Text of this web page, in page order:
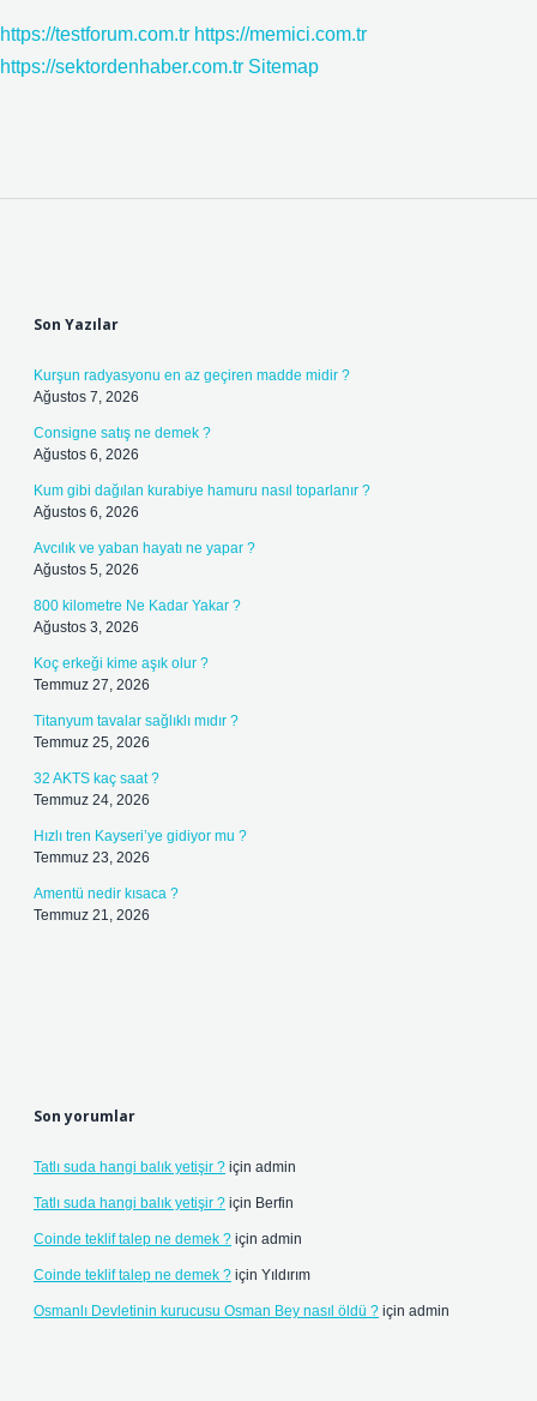
https://testforum.com.tr https://memici.com.tr
https://sektordenhaber.com.tr Sitemap
Son Yazılar
Kurşun radyasyonu en az geçiren madde midir ?
Ağustos 7, 2026
Consigne satış ne demek ?
Ağustos 6, 2026
Kum gibi dağılan kurabiye hamuru nasıl toparlanır ?
Ağustos 6, 2026
Avcılık ve yaban hayatı ne yapar ?
Ağustos 5, 2026
800 kilometre Ne Kadar Yakar ?
Ağustos 3, 2026
Koç erkeği kime aşık olur ?
Temmuz 27, 2026
Titanyum tavalar sağlıklı mıdır ?
Temmuz 25, 2026
32 AKTS kaç saat ?
Temmuz 24, 2026
Hızlı tren Kayseri’ye gidiyor mu ?
Temmuz 23, 2026
Amentü nedir kısaca ?
Temmuz 21, 2026
Son yorumlar
Tatlı suda hangi balık yetişir ? için admin
Tatlı suda hangi balık yetişir ? için Berfin
Coinde teklif talep ne demek ? için admin
Coinde teklif talep ne demek ? için Yıldırım
Osmanlı Devletinin kurucusu Osman Bey nasıl öldü ? için admin